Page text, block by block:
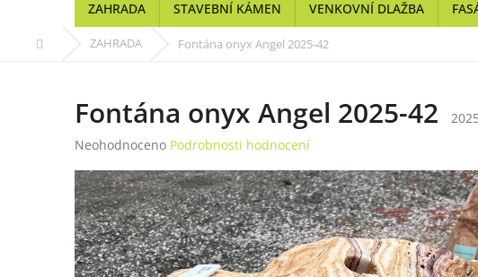
ZAHRADA STAVEBNÍ KÁMEN VENKOVNÍ DLAŽBA
Domů ZAHRADA Fontána onyx Angel 2025-42
Fontána onyx Angel 2025-42
Průměrné
produktu
je
0,0
z
5
hvězdiček.
Neohodnoceno Podrobnosti hodnocení